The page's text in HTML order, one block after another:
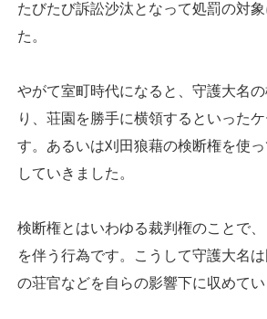
たびたび訴訟沙汰となって処罰の対
た。
やがて室町時代になると、守護大名
り、荘園を勝手に横領するといった
す。あるいは刈田狼藉の検断権を使
していきました。
検断権とはいわゆる裁判権のことで
を伴う行為です。こうして守護大名
の荘官などを自らの影響下に収めてい